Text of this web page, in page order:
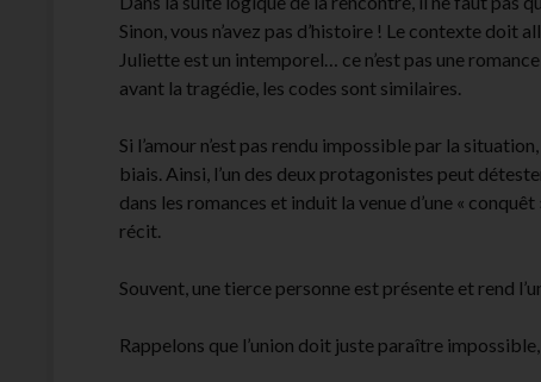
Sinon, vous n’avez pas d’histoire ! Le contexte doit
Juliette est un intemporel… ce n’est pas une
avant la tragédie, les codes sont similaires.
Si l’amour n’est pas rendu impossible par la
biais. Ainsi, l’un des deux protagonistes peut
dans les romances et induit la venue d’une «
récit.
Souvent, une tierce personne est présente et rend
Rappelons que l’union doit juste paraître